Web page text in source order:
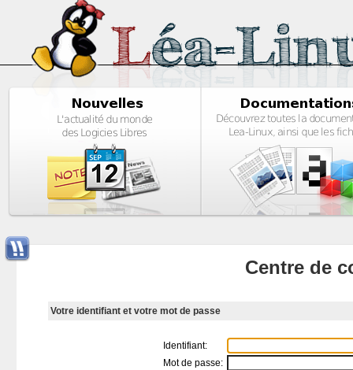
Centre de
Votre identifiant et votre mot de passe
Identifiant:
Mot de passe: